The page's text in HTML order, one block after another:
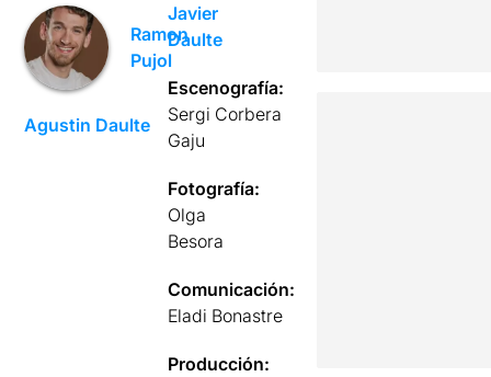
Ramon
Pujol
Agustin Daulte
Javier
Daulte
Escenografía:
Sergi Corbera
Gaju
Fotografía:
Olga
Besora
Comunicación:
Eladi Bonastre
Producción: